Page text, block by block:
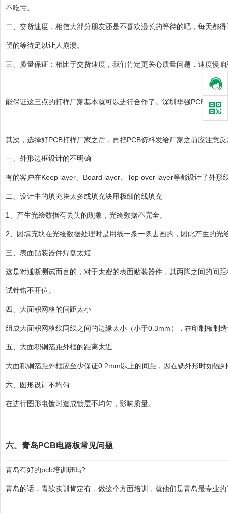
不吃亏。
二、交货速度，相信大部分朋友还是不喜欢漫长的等待的吧，每天都
望的等待足以让人崩溃。
三、质量保证：相比于交货速度，我们肯定更关心质量问题，速度慢
能保证这三点的打样厂家基本就可以进行合作了。深圳华强PCB打样
其次，选择好PCB打样厂家之后，再把PCB资料发给厂家之前应注意
一、外形边框设计的不明确
有的客户在Keep layer、Board layer、Top over layer等都设计了外
二、设计中的填充块太多或填充块用极细的线填充
1、产生光绘数据有丢失的现象，光绘数据不完全。
2、因填充块在光绘数据处理时是用线一条一条去画的，因此产生的
三、表面贴装器件焊盘太短
这是对通断测试而言的，对于太密的表面贴装器件，其两脚之间的间
试针错不开位。
四、大面积网格的间距太小
组成大面积网格线同线之间的边缘太小（小于0.3mm），在印制板制
五、大面积铜箔距外框的距离太近
大面积铜箔距外框应至少保证0.2mm以上的间距，因在铣外形时如铣
六、图形设计不均匀
在进行图形电镀时造成镀层不均匀，影响质量。
六、青岛PCB电路板常见问题
青岛有好的pcb培训班吗?
青岛的话，青软实训肯定有，做这个方面培训，就他们是青岛最专业